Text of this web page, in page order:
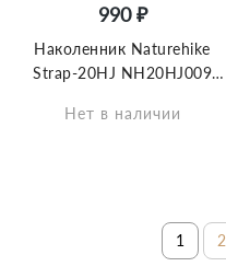
990 ₽
Наколенник Naturehike
Strap-20HJ NH20HJ009
защита сухожилия мужской
Нет в наличии
1 2